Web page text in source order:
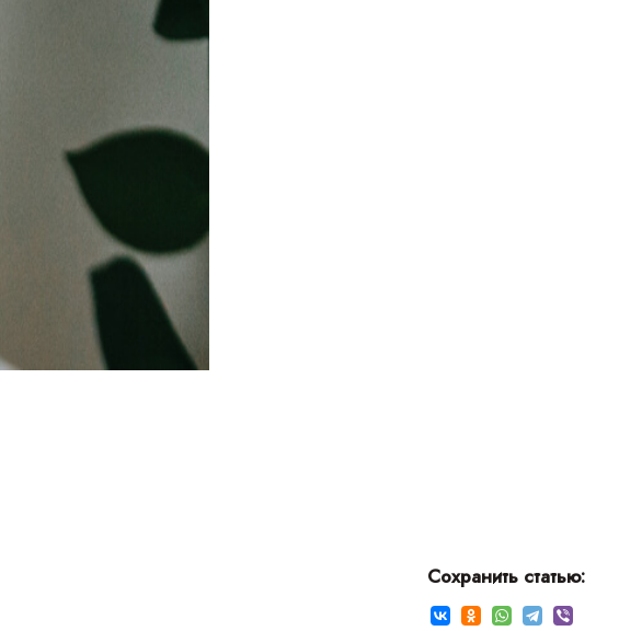
Сохранить статью: